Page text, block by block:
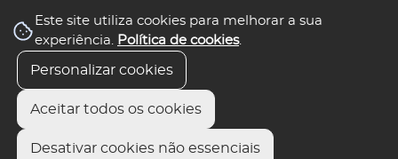
Este site utiliza cookies para melhorar a sua
experiência. Política de cookies.
Personalizar cookies
Aceitar todos os cookies
Desativar cookies não essenciais